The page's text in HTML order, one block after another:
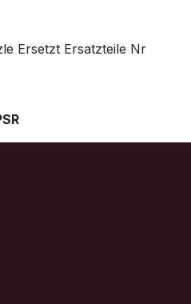
Ersetzt Ersatzteile Nr